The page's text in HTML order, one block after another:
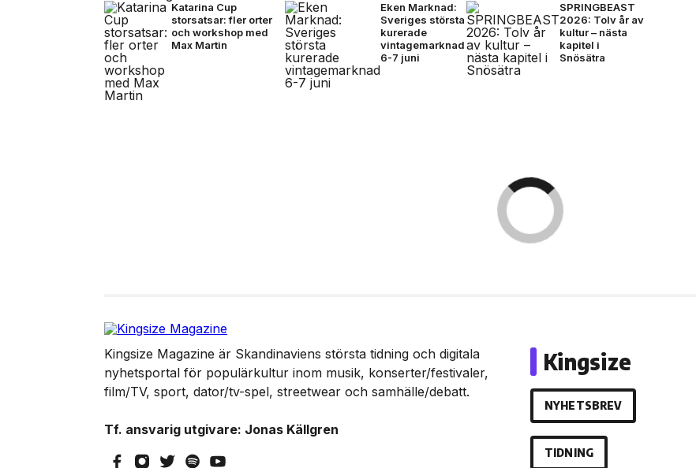
Katarina Cup
storsatsar: fler orter
och workshop med
Max Martin
Eken Marknad:
Sveriges största
kurerade
vintagemarknad
6-7 juni
SPRINGBEAST
2026: Tolv år av
kultur – nästa
kapitel i
Snösätra
Kingsize Magazine är Skandinaviens största tidning och digitala
nyhetsportal för populärkultur inom musik, konserter/festivaler,
film/TV, sport, dator/tv-spel, streetwear och samhälle/debatt.
Tf. ansvarig utgivare: Jonas Källgren
Kingsize
NYHETSBREV
TIDNING